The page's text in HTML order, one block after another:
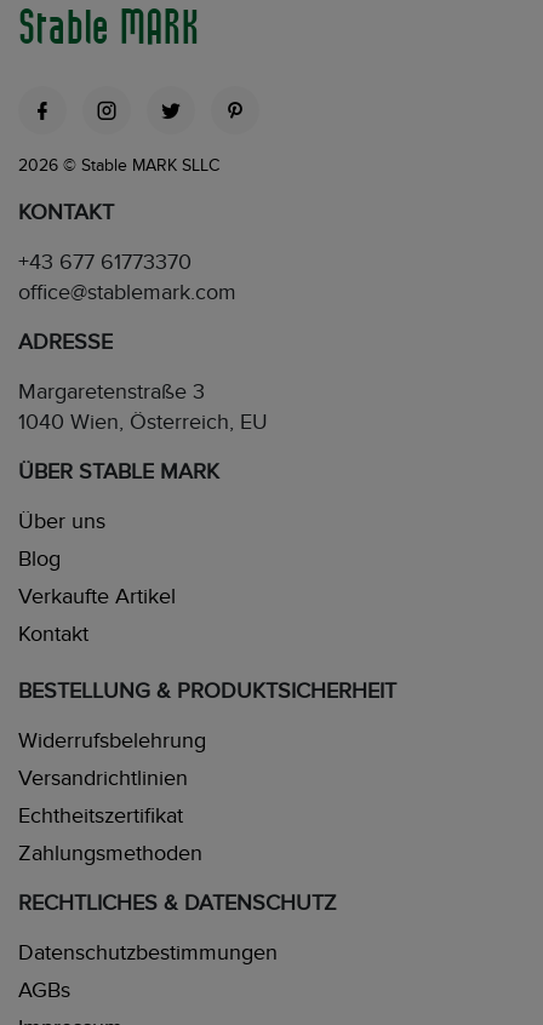
Stable MARK
2026 © Stable MARK SLLC
KONTAKT
+43 677 61773370
office@stablemark.com
ADRESSE
Margaretenstraße 3
1040 Wien, Österreich, EU
ÜBER STABLE MARK
Über uns
Blog
Verkaufte Artikel
Kontakt
BESTELLUNG & PRODUKTSICHERHEIT
Widerrufsbelehrung
Versandrichtlinien
Echtheitszertifikat
Zahlungsmethoden
RECHTLICHES & DATENSCHUTZ
Datenschutzbestimmungen
AGBs